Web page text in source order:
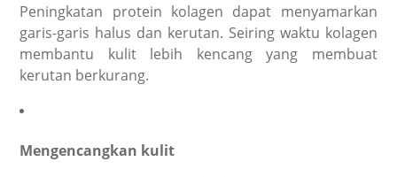
Peningkatan protein kolagen dapat menyamarkan
garis-garis halus dan kerutan. Seiring waktu kolagen
membantu kulit lebih kencang yang membuat
kerutan berkurang.
Mengencangkan kulit